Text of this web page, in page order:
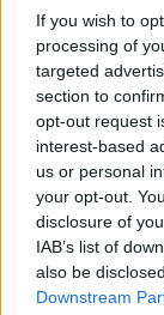
If you wish to
processing of
targeted
section to
opt-out request
interest-based
us or personal
your opt-out.
disclosure of
IAB’s list of
also be
Downstream
formy w
formy
zakres;
zakresom;
ZGŁOŚ